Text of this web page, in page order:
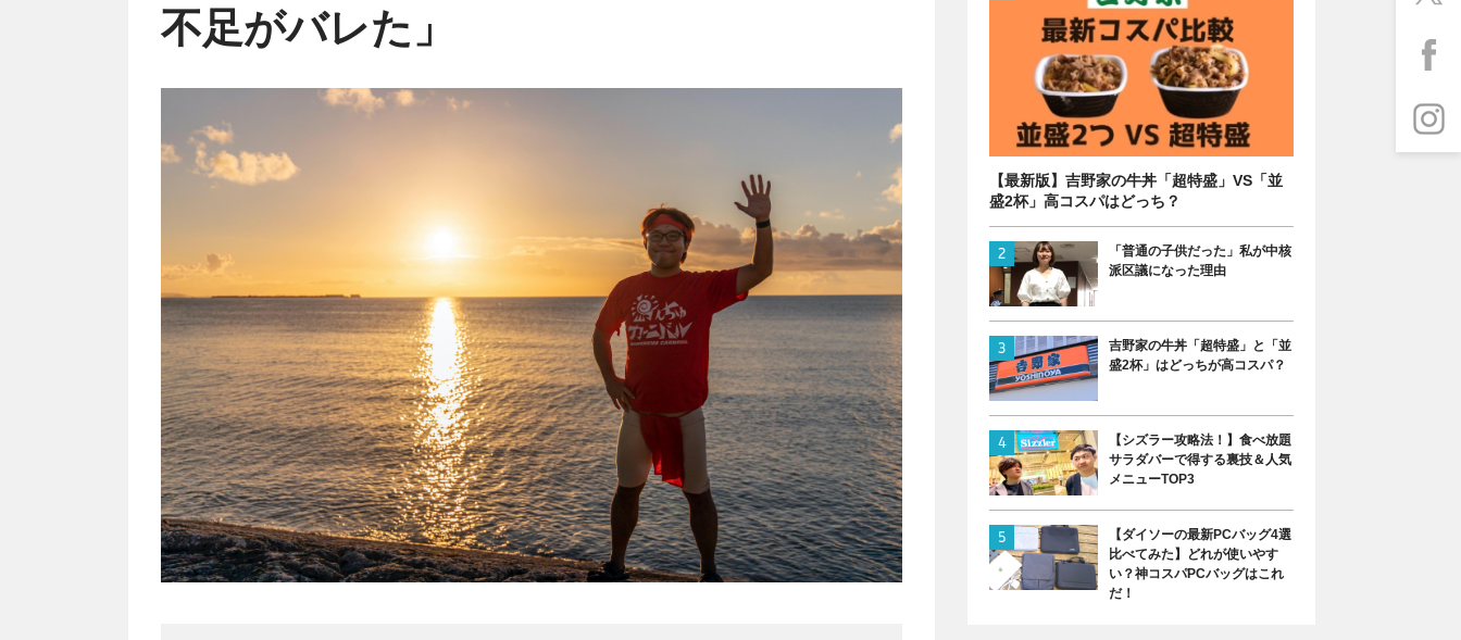
不足がバレた」
【最新版】吉野家の牛丼「超特盛」VS「並
盛2杯」高コスパはどっち？
「普通の子供だった」私が中核
派区議になった理由
吉野家の牛丼「超特盛」と「並
盛2杯」はどっちが高コスパ？
【シズラー攻略法！】食べ放題
サラダバーで得する裏技＆人気
メニューTOP3
【ダイソーの最新PCバッグ4選
比べてみた】どれが使いやす
い？神コスパPCバッグはこれ
だ！